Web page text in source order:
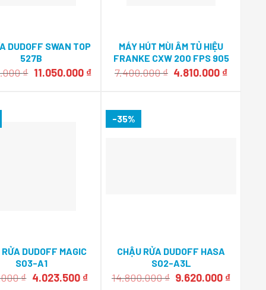
DUDOFF SWAN TOP
527B
₫ Giá
11.050.000 ₫Giá
11.050.000 ₫.
MÁY HÚT MÙI ÂM TỦ HIỆU
FRANKE CXW 200 FPS 905
7.400.000₫ Giá
4.810.000 ₫Giá
DUDOFF MAGIC
S03-A1
₫ Giá
4.023.500 ₫Giá
-35%
CHẬU RỬA DUDOFF HASA
S02-A3L
14.800.000₫ Giá
9.620.000 ₫Giá